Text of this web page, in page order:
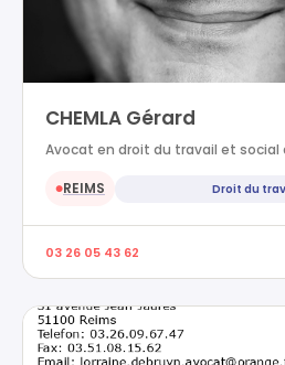
CHEMLA Gérard
Avocat en droit du travail et social
●REIMS Droit du
03 26 05 43 62